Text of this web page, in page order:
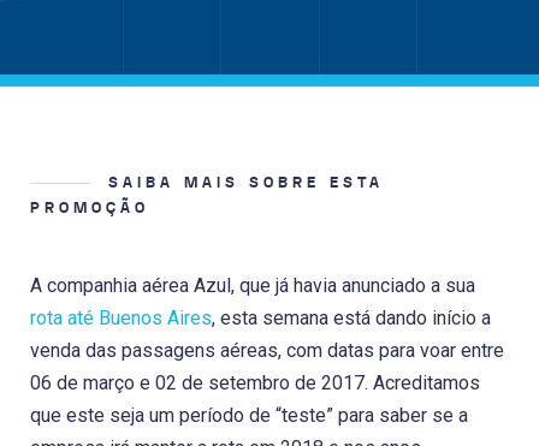
SAIBA MAIS SOBRE ESTA
PROMOÇÃO
A companhia aérea Azul, que já havia anunciado a sua
rota até Buenos Aires, esta semana está dando início a
venda das passagens aéreas, com datas para voar entre
06 de março e 02 de setembro de 2017. Acreditamos
que este seja um período de “teste” para saber se a